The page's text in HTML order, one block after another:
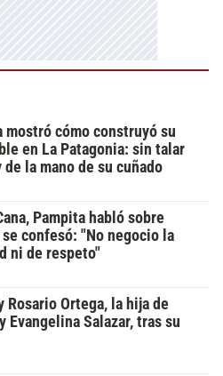
mostró cómo construyó su
en La Patagonia: sin talar
la mano de su cuñado
Pampita habló sobre
confesó: "No negocio la
ni de respeto"
Rosario Ortega, la hija de
Evangelina Salazar, tras su